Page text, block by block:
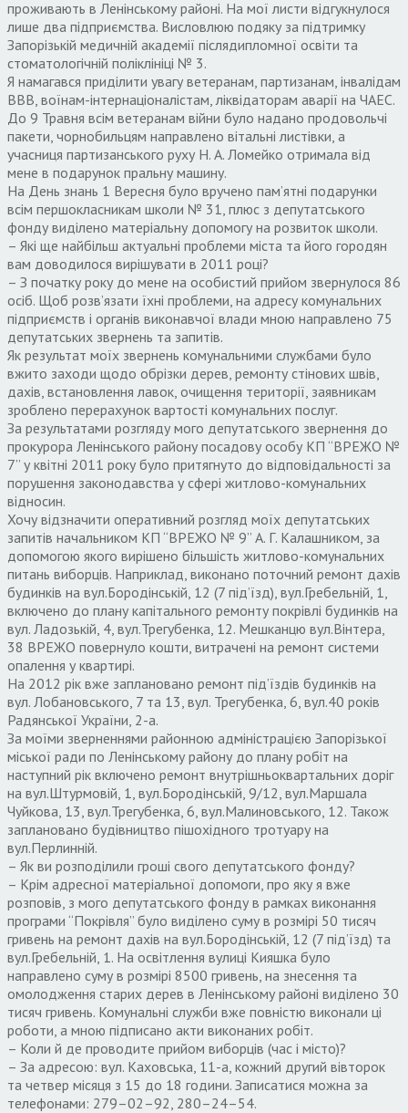
проживають в Ленінському районі. На мої листи відгукнулося
лише два підприємства. Висловлюю подяку за підтримку
Запорізькій медичній академії післядипломної освіти та
стоматологічній поліклініці № 3.
Я намагався приділити увагу ветеранам, партизанам, інвалідам
ВВВ, воїнам-інтернаціоналістам, ліквідаторам аварії на ЧАЕС.
До 9 Травня всім ветеранам війни було надано продовольчі
пакети, чорнобильцям направлено вітальні листівки, а
учасниця партизанського руху Н. А. Ломейко отримала від
мене в подарунок пральну машину.
На День знань 1 Вересня було вручено пам’ятні подарунки
всім першокласникам школи № 31, плюс з депутатського
фонду виділено матеріальну допомогу на розвиток школи.
– Які ще найбільш актуальні проблеми міста та його городян
вам доводилося вирішувати в 2011 році?
– З початку року до мене на особистий прийом звернулося 86
осіб. Щоб розв’язати їхні проблеми, на адресу комунальних
підприємств і органів виконавчої влади мною направлено 75
депутатських звернень та запитів.
Як результат моїх звернень комунальними службами було
вжито заходи щодо обрізки дерев, ремонту стінових швів,
дахів, встановлення лавок, очищення території, заявникам
зроблено перерахунок вартості комунальних послуг.
За результатами розгляду мого депутатського звернення до
прокурора Ленінського району посадову особу КП “ВРЕЖО №
7” у квітні 2011 року було притягнуто до відповідальності за
порушення законодавства у сфері житлово-комунальних
відносин.
Хочу відзначити оперативний розгляд моїх депутатських
запитів начальником КП “ВРЕЖО № 9” А. Г. Калашником, за
допомогою якого вирішено більшість житлово-комунальних
питань виборців. Наприклад, виконано поточний ремонт дахів
будинків на вул.Бородінській, 12 (7 під’їзд), вул.Гребельній, 1,
включено до плану капітального ремонту покрівлі будинків на
вул. Ладозькій, 4, вул.Трегубенка, 12. Мешканцю вул.Вінтера,
38 ВРЕЖО повернуло кошти, витрачені на ремонт системи
опалення у квартирі.
На 2012 рік вже заплановано ремонт під’їздів будинків на
вул. Лобановського, 7 та 13, вул. Трегубенка, 6, вул.40 років
Радянської України, 2-а.
За моїми зверненнями районною адміністрацією Запорізької
міської ради по Ленінському району до плану робіт на
наступний рік включено ремонт внутрішньоквартальних доріг
на вул.Штурмовій, 1, вул.Бородінській, 9/12, вул.Маршала
Чуйкова, 13, вул.Трегубенка, 6, вул.Малиновського, 12. Також
заплановано будівництво пішохідного тротуару на
вул.Перлинній.
– Як ви розподілили гроші свого депутатського фонду?
– Крім адресної матеріальної допомоги, про яку я вже
розповів, з мого депутатського фонду в рамках виконання
програми “Покрівля” було виділено суму в розмірі 50 тисяч
гривень на ремонт дахів на вул.Бородінській, 12 (7 під’їзд) та
вул.Гребельній, 1. На освітлення вулиці Кияшка було
направлено суму в розмірі 8500 гривень, на знесення та
омолодження старих дерев в Ленінському районі виділено 30
тисяч гривень. Комунальні служби вже повністю виконали ці
роботи, а мною підписано акти виконаних робіт.
– Коли й де проводите прийом виборців (час і місто)?
– За адресою: вул. Каховська, 11-а, кожний другий вівторок
та четвер місяця з 15 до 18 години. Записатися можна за
телефонами: 279–02–92, 280–24–54.